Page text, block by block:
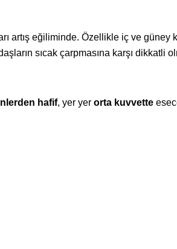
artış eğiliminde. Özellikle iç ve güney
sıcak çarpmasına karşı dikkatli
hafif, yer yer orta kuvvette